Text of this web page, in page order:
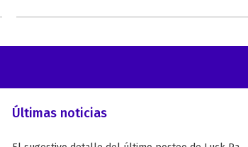
Últimas noticias